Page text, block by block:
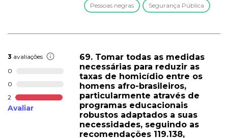
Pessoas negras Segurança Pública
3 avaliações
0
0
2
Avaliar
69. Tomar todas as medidas
necessárias para reduzir as
taxas de homicídio entre os
homens afro-brasileiros,
particularmente através de
programas educacionais
robustos adaptados a suas
necessidades, seguindo as
recomendações 119.138,